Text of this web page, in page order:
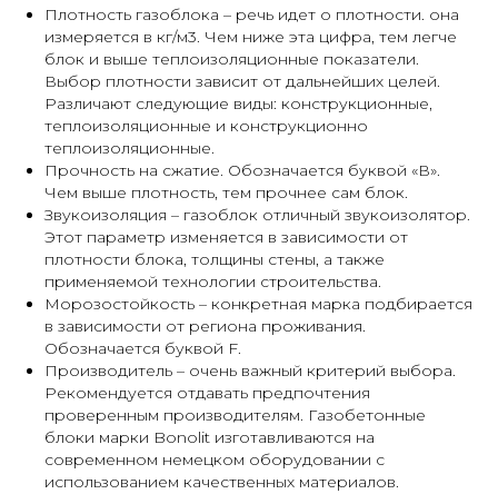
Плотность газоблока – речь идет о плотности. она
измеряется в кг/м3. Чем ниже эта цифра, тем легче
блок и выше теплоизоляционные показатели.
Выбор плотности зависит от дальнейших целей.
Различают следующие виды: конструкционные,
теплоизоляционные и конструкционно
теплоизоляционные.
Прочность на сжатие. Обозначается буквой «В».
Чем выше плотность, тем прочнее сам блок.
Звукоизоляция – газоблок отличный звукоизолятор.
Этот параметр изменяется в зависимости от
плотности блока, толщины стены, а также
применяемой технологии строительства.
Морозостойкость – конкретная марка подбирается
в зависимости от региона проживания.
Обозначается буквой F.
Производитель – очень важный критерий выбора.
Рекомендуется отдавать предпочтения
проверенным производителям. Газобетонные
блоки марки Bonolit изготавливаются на
современном немецком оборудовании с
использованием качественных материалов.